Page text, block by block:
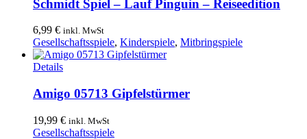
Schmidt Spiel – Lauf Pinguin – Reiseedition
6,99 € inkl. MwSt
Gesellschaftsspiele, Kinderspiele, Mitbringspiele
Details
Amigo 05713 Gipfelstürmer
19,99 € inkl. MwSt
Gesellschaftsspiele